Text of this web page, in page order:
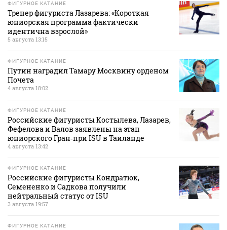
ФИГУРНОЕ КАТАНИЕ
Тренер фигуриста Лазарева: «Короткая
юниорская программа фактически
идентична взрослой»
5 августа 13:15
ФИГУРНОЕ КАТАНИЕ
Путин наградил Тамару Москвину орденом
Почета
4 августа 18:02
ФИГУРНОЕ КАТАНИЕ
Российские фигуристы Костылева, Лазарев,
Фефелова и Валов заявлены на этап
юниорского Гран‑при ISU в Таиланде
4 августа 13:42
ФИГУРНОЕ КАТАНИЕ
Российские фигуристы Кондратюк,
Семененко и Садкова получили
нейтральный статус от ISU
3 августа 19:57
ФИГУРНОЕ КАТАНИЕ